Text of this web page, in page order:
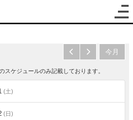
今月
スケジュールのみ記載しております。
(土)
(日)